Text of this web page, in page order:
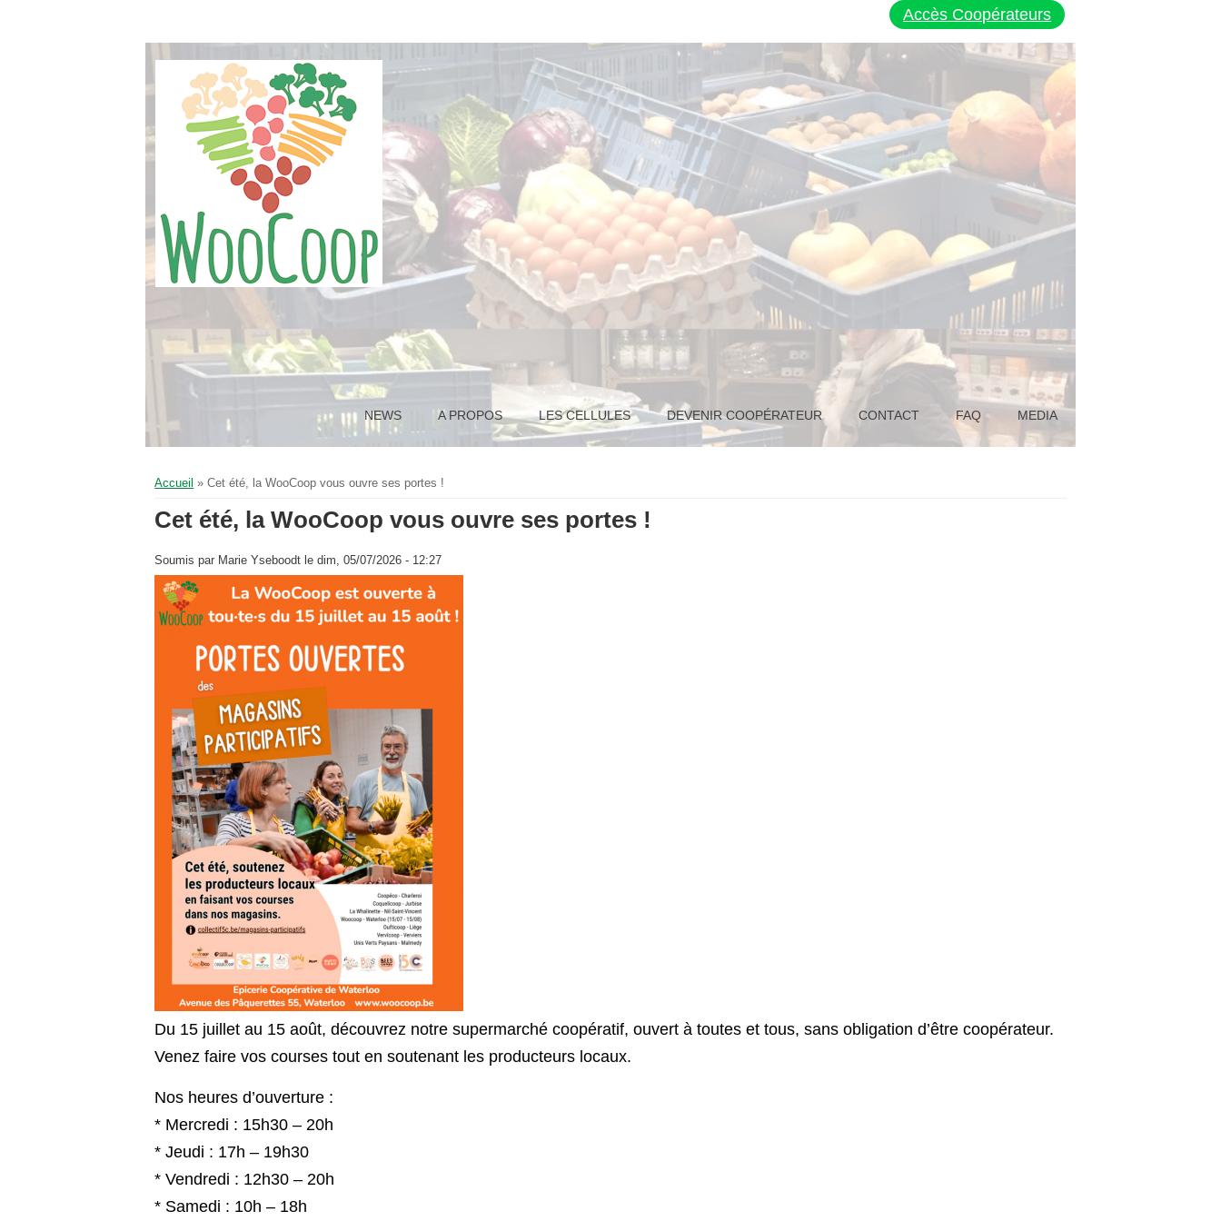
Accès Coopérateurs
NEWS A PROPOS LES CELLULES DEVENIR COOPÉRATEUR CONTACT FAQ MEDIA
Vous êtes ici
Accueil » Cet été, la WooCoop vous ouvre ses portes !
Cet été, la WooCoop vous ouvre ses portes !
Soumis par Marie Yseboodt le dim, 05/07/2026 - 12:27
Du 15 juillet au 15 août, découvrez notre supermarché coopératif, ouvert à toutes et tous, sans obligation d’être coopérateur.
Venez faire vos courses tout en soutenant les producteurs locaux.
Nos heures d’ouverture :
* Mercredi : 15h30 – 20h
* Jeudi : 17h – 19h30
* Vendredi : 12h30 – 20h
* Samedi : 10h – 18h